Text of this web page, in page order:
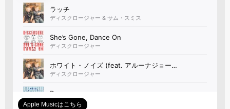
Apple Musicはこちら